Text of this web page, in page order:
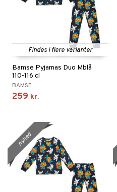
Findes i flere varianter
Bamse Pyjamas Duo Mblå
110-116 cl
BAMSE
259 kr.
nyhed